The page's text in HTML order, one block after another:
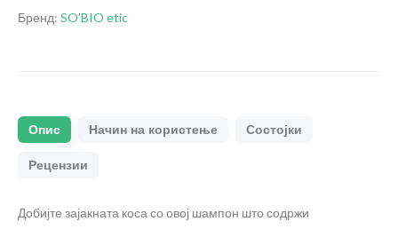
Бренд: SO'BIO etic
Опис Начин на користење Состојки
Рецензии
Добијте зајакната коса со овој шампон што содржи